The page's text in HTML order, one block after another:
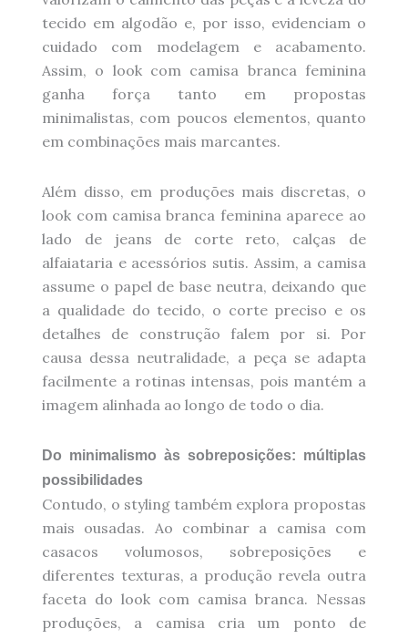
tecido em algodão e, por isso, evidenciam o
cuidado com modelagem e acabamento.
Assim, o look com camisa branca feminina
ganha força tanto em propostas
minimalistas, com poucos elementos, quanto
em combinações mais marcantes.
Além disso, em produções mais discretas, o
look com camisa branca feminina aparece ao
lado de jeans de corte reto, calças de
alfaiataria e acessórios sutis. Assim, a camisa
assume o papel de base neutra, deixando que
a qualidade do tecido, o corte preciso e os
detalhes de construção falem por si. Por
causa dessa neutralidade, a peça se adapta
facilmente a rotinas intensas, pois mantém a
imagem alinhada ao longo de todo o dia.
Do minimalismo às sobreposições: múltiplas
possibilidades
Contudo, o styling também explora propostas
mais ousadas. Ao combinar a camisa com
casacos volumosos, sobreposições e
diferentes texturas, a produção revela outra
faceta do look com camisa branca. Nessas
produções, a camisa cria um ponto de